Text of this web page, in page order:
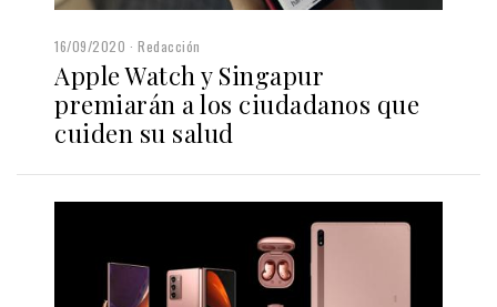
16/09/2020 Redacción
Apple Watch y Singapur
premiarán a los ciudadanos que
cuiden su salud